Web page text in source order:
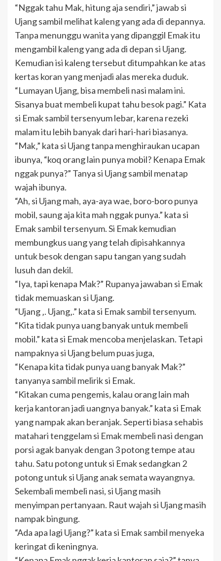
“Nggak tahu Mak, hitung aja sendiri,” jawab si
Ujang sambil melihat kaleng yang ada di depannya.
Tanpa menunggu wanita yang dipanggil Emak itu
mengambil kaleng yang ada di depan si Ujang.
Kemudian isi kaleng tersebut ditumpahkan ke atas
kertas koran yang menjadi alas mereka duduk.
“Lumayan Ujang, bisa membeli nasi malam ini.
Sisanya buat membeli kupat tahu besok pagi.” Kata
si Emak sambil tersenyum lebar, karena rezeki
malam itu lebih banyak dari hari-hari biasanya.
“Mak‚” kata si Ujang tanpa menghiraukan ucapan
ibunya, “koq orang lain punya mobil? Kenapa Emak
nggak punya?” Tanya si Ujang sambil menatap
wajah ibunya.
“Ah, si Ujang mah, aya-aya wae, boro-boro punya
mobil, saung aja kita mah nggak punya.” kata si
Emak sambil tersenyum. Si Emak kemudian
membungkus uang yang telah dipisahkannya
untuk besok dengan sapu tangan yang sudah
lusuh dan dekil.
“Iya, tapi kenapa Mak?” Rupanya jawaban si Emak
tidak memuaskan si Ujang.
“Ujang ‚. Ujang‚.” kata si Emak sambil tersenyum.
“Kita tidak punya uang banyak untuk membeli
mobil.” kata si Emak mencoba menjelaskan. Tetapi
nampaknya si Ujang belum puas juga,
“Kenapa kita tidak punya uang banyak Mak?”
tanyanya sambil melirik si Emak.
“Kitakan cuma pengemis, kalau orang lain mah
kerja kantoran jadi uangnya banyak.” kata si Emak
yang nampak akan beranjak. Seperti biasa sehabis
matahari tenggelam si Emak membeli nasi dengan
porsi agak banyak dengan 3 potong tempe atau
tahu. Satu potong untuk si Emak sedangkan 2
potong untuk si Ujang anak semata wayangnya.
Sekembali membeli nasi, si Ujang masih
menyimpan pertanyaan. Raut wajah si Ujang masih
nampak bingung.
“Ada apa lagi Ujang?” kata si Emak sambil menyeka
keringat di keningnya.